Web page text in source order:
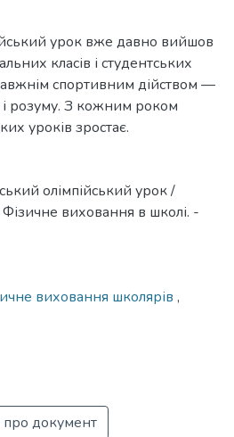
урок вже давно вийшов
класів і студентських
спортивним дійством —
і розуму. З кожним роком
уроків зростає.
олімпійський урок /
виховання в школі. -
виховання школярів ,
документ